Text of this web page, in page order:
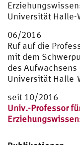
Universität Halle-
06/2016
Ruf auf die
mit dem
des Aufwachsens
Universität Halle-
seit 10/2016
Univ.-Professor